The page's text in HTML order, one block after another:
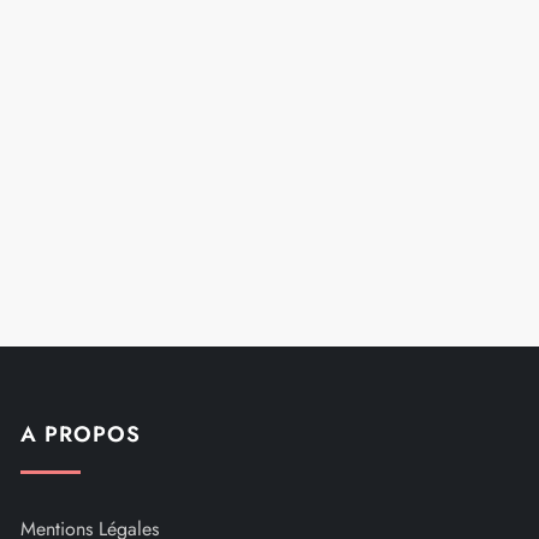
A PROPOS
Mentions Légales